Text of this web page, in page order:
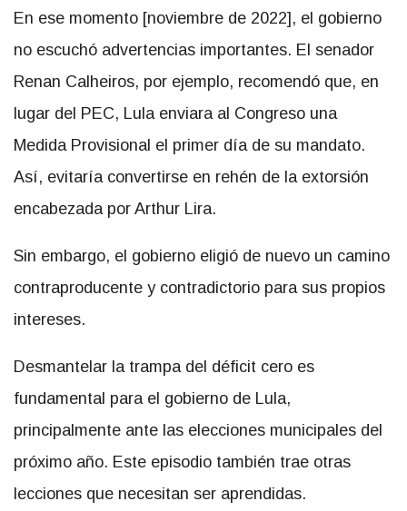
En ese momento [noviembre de 2022], el gobierno
no escuchó advertencias importantes. El senador
Renan Calheiros, por ejemplo, recomendó que, en
lugar del PEC, Lula enviara al Congreso una
Medida Provisional el primer día de su mandato.
Así, evitaría convertirse en rehén de la extorsión
encabezada por Arthur Lira.
Sin embargo, el gobierno eligió de nuevo un camino
contraproducente y contradictorio para sus propios
intereses.
Desmantelar la trampa del déficit cero es
fundamental para el gobierno de Lula,
principalmente ante las elecciones municipales del
próximo año. Este episodio también trae otras
lecciones que necesitan ser aprendidas.